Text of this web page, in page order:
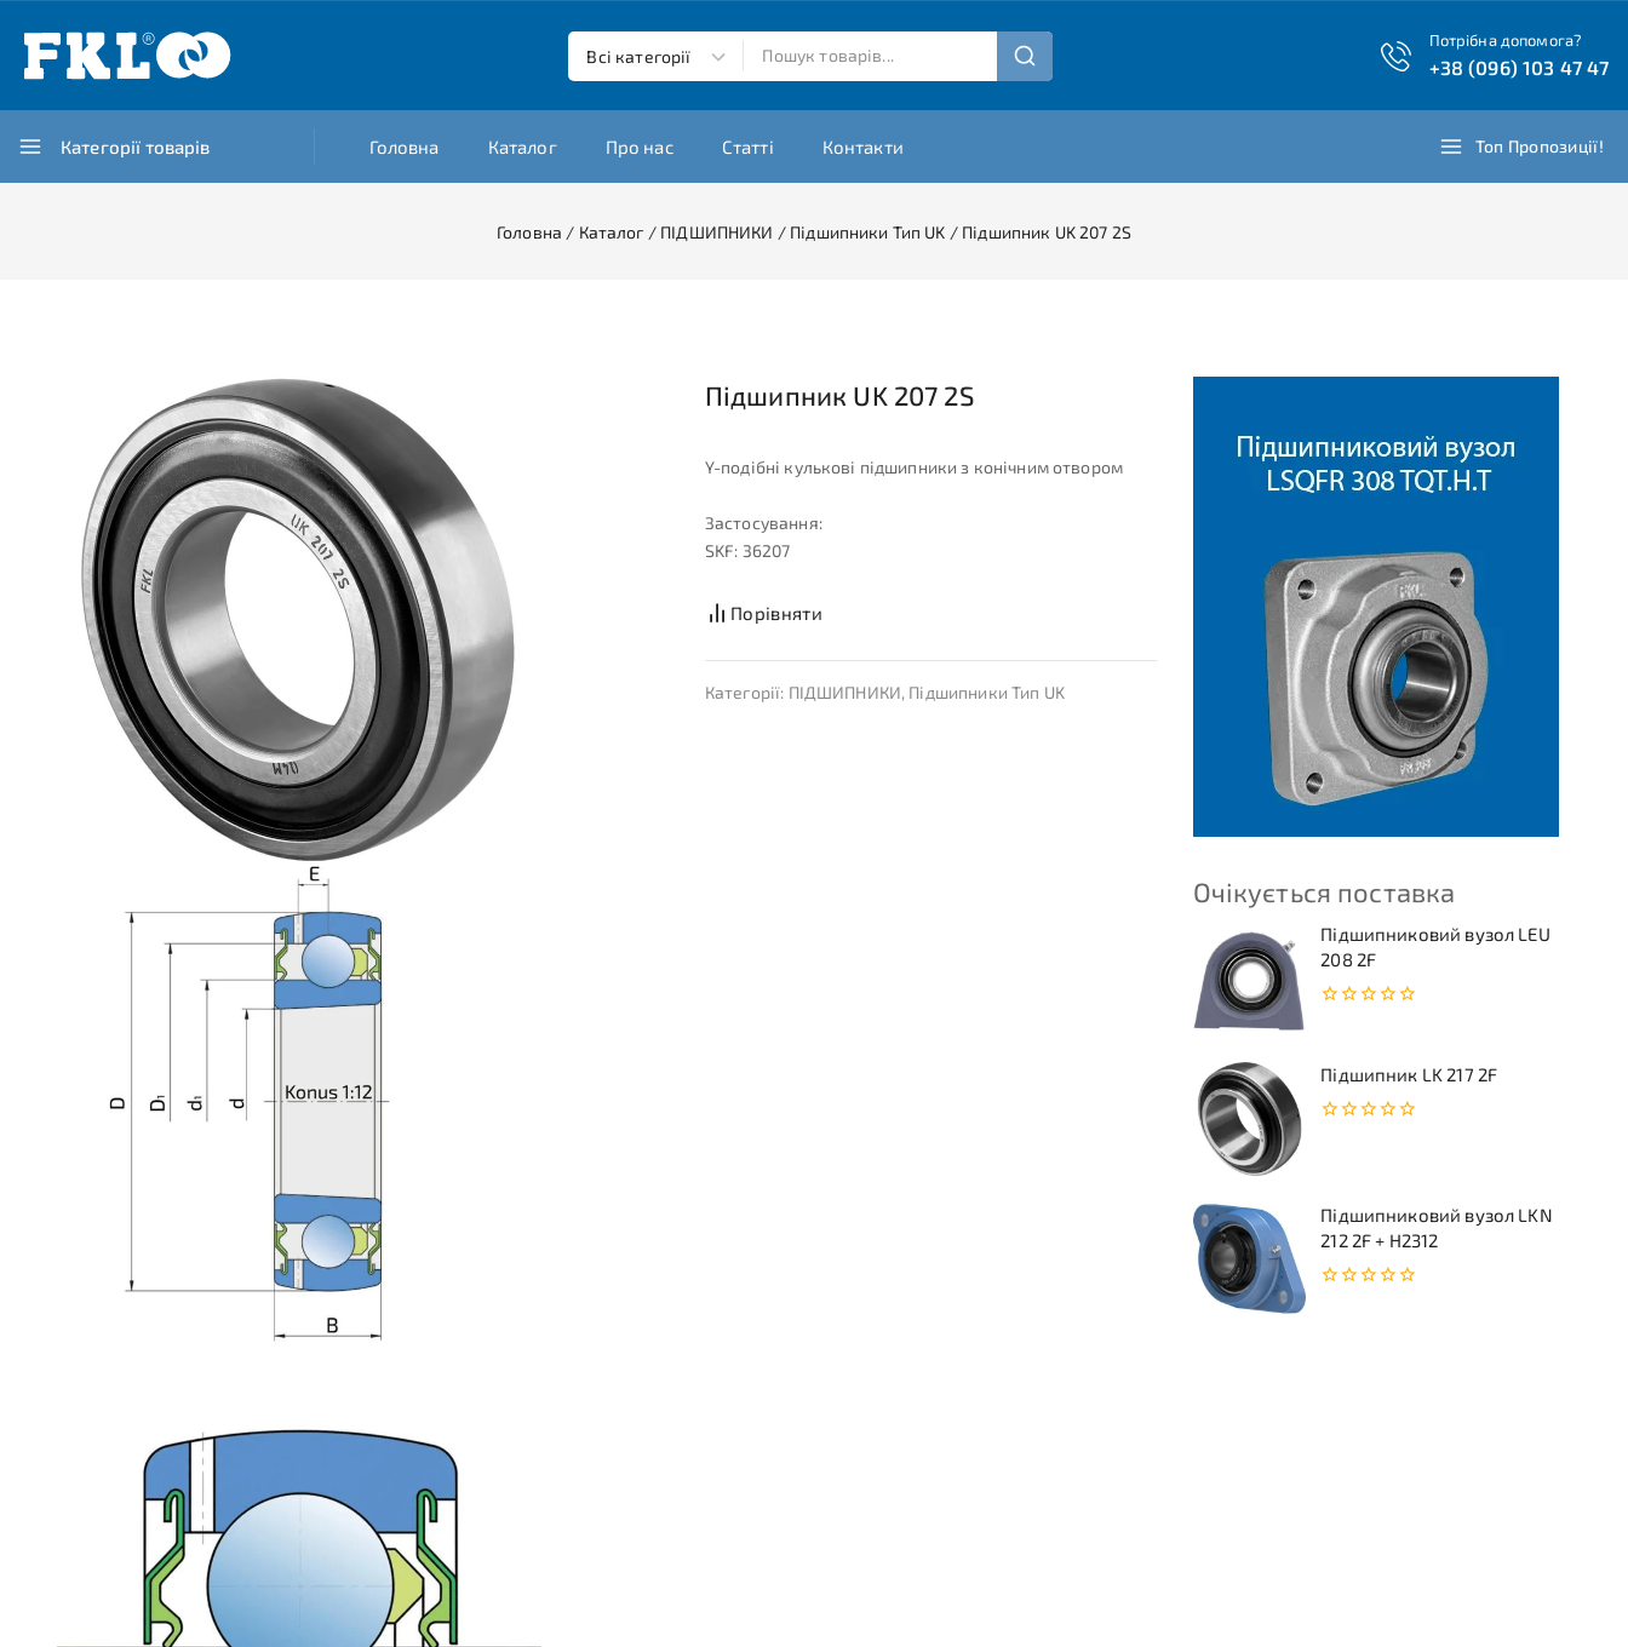
Потрібна допомога?
+38 (096) 103 47 47
Категорії товарів Головна Каталог Про нас Статті Контакти Топ Пропозиції!
Головна / Каталог / ПІДШИПНИКИ / Підшипники Тип UK / Підшипник UK 207 2S
Очікується поставка
Підшипниковий вузол LEU
208 2F
Підшипник LK 217 2F
Підшипниковий вузол LKN
212 2F + H2312
Підшипник UK 207 2S
Y-подібні кулькові підшипники з конічним отвором
Застосування:
SKF: 36207
Порівняти
Категорії: ПІДШИПНИКИ, Підшипники Тип UK